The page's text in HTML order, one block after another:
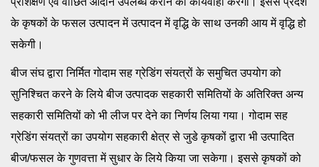
के कृषकों के फसल उत्पादन में उत्पादन में वृद्धि के साथ उनकी आय में वृद्धि हो
सकेगी।
बीज संघ द्वारा निर्मित गोदाम सह ग्रेडिंग संयत्रों के समुचित उपयोग को
सुनिश्चित करने के लिये बीज उत्पादक सहकारी समितियों के अतिरिक्त अन्य
सहकारी समितियों को भी लीज पर देने का निर्णय लिया गया। गोदाम सह
ग्रेडिंग संयत्रों का उपयोग सहकारी क्षेत्र से जुडे कृषकों द्वारा भी उत्पादित
बीज/फसल के गुणवत्ता में सुधार के लिये किया जा सकेगा। इससे कृषकों को